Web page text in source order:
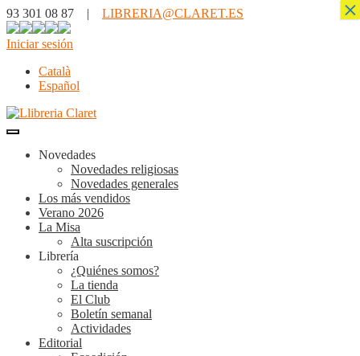
93 301 08 87 | LIBRERIA@CLARET.ES
Iniciar sesión
Català
Español
Novedades
Novedades religiosas
Novedades generales
Los más vendidos
Verano 2026
La Misa
Alta suscripción
Librería
¿Quiénes somos?
La tienda
El Club
Boletín semanal
Actividades
Editorial
×